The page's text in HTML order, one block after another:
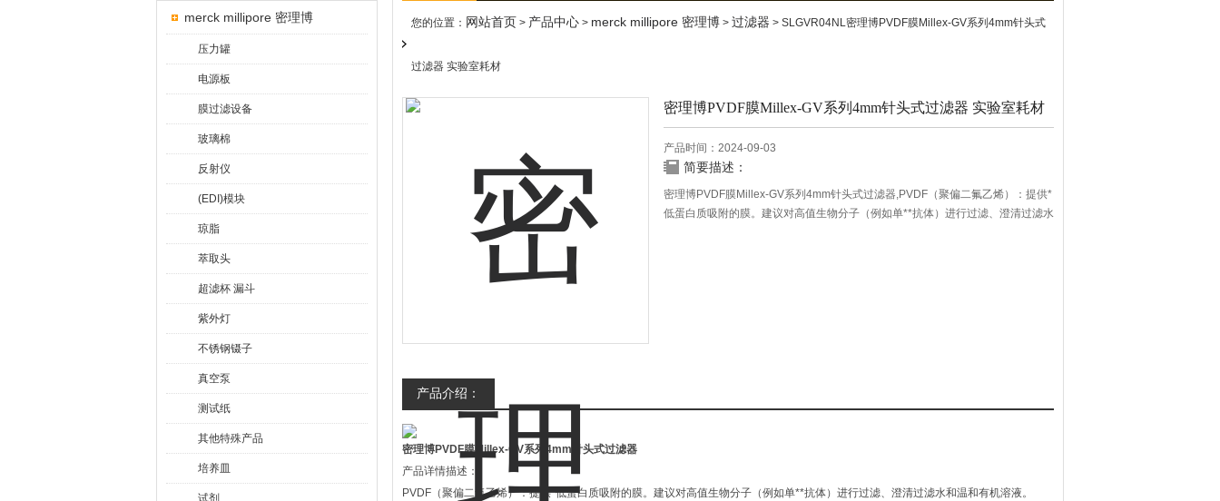
merck millipore 密理博
压力罐
电源板
膜过滤设备
玻璃棉
反射仪
(EDI)模块
琼脂
萃取头
超滤杯 漏斗
紫外灯
不锈钢镊子
真空泵
测试纸
其他特殊产品
培养皿
试剂
您的位置： 网站首页 > 产品中心 > merck millipore 密理博 > 过滤器 > SLGVR04NL密理博PVDF膜Millex-GV系列4mm针头式
过滤器 实验室耗材
密理博PVDF膜Millex-GV系列4mm针头式过滤器 实验室耗材
产品时间：2024-09-03
简要描述：
密理博PVDF膜Millex-GV系列4mm针头式过滤器,PVDF（聚偏二氟乙烯）：提供*
低蛋白质吸附的膜。建议对高值生物分子（例如单**抗体）进行过滤、澄清过滤水
产品介绍：
密理博PVDF膜Millex-GV系列4mm针头式过滤器
产品详情描述：
PVDF（聚偏二氟乙烯）：提供*低蛋白质吸附的膜。建议对高值生物分子（例如单**抗体）进行过滤、澄清过滤水和温和有机溶液。